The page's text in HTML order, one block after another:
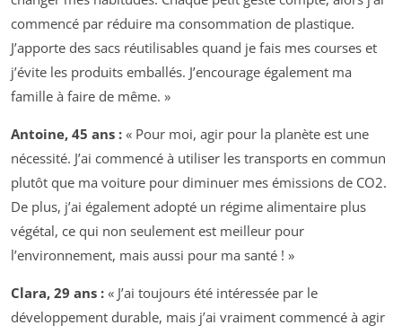
commencé par réduire ma consommation de plastique.
J’apporte des sacs réutilisables quand je fais mes courses et
j’évite les produits emballés. J’encourage également ma
famille à faire de même. »
Antoine, 45 ans : « Pour moi, agir pour la planète est une
nécessité. J’ai commencé à utiliser les transports en commun
plutôt que ma voiture pour diminuer mes émissions de CO2.
De plus, j’ai également adopté un régime alimentaire plus
végétal, ce qui non seulement est meilleur pour
l’environnement, mais aussi pour ma santé ! »
Clara, 29 ans : « J’ai toujours été intéressée par le
développement durable, mais j’ai vraiment commencé à agir